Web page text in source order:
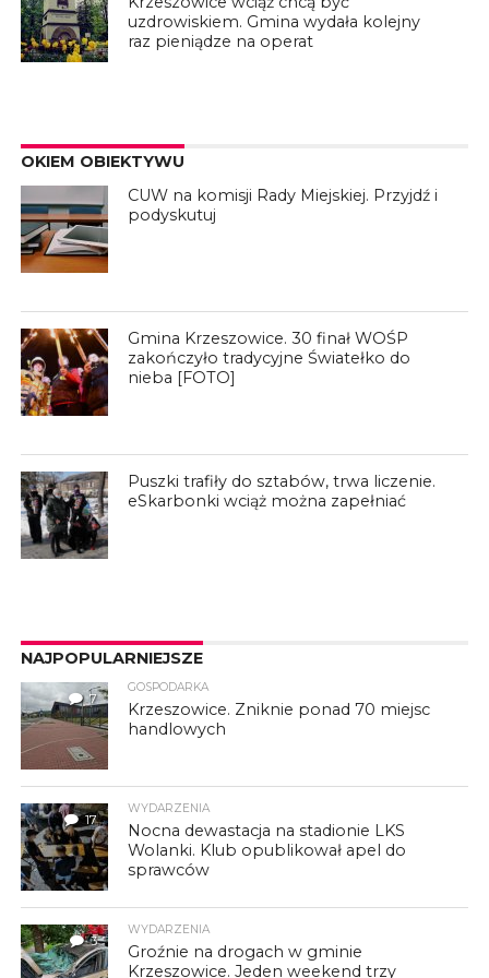
uzdrowiskiem. Gmina wydała kolejny
raz pieniądze na operat
OKIEM OBIEKTYWU
CUW na komisji Rady Miejskiej. Przyjdź i
podyskutuj
Gmina Krzeszowice. 30 finał WOŚP
zakończyło tradycyjne Światełko do
nieba [FOTO]
Puszki trafiły do sztabów, trwa liczenie.
eSkarbonki wciąż można zapełniać
NAJPOPULARNIEJSZE
7
GOSPODARKA
Krzeszowice. Zniknie ponad 70 miejsc
handlowych
17
WYDARZENIA
Nocna dewastacja na stadionie LKS
Wolanki. Klub opublikował apel do
sprawców
3
WYDARZENIA
Groźnie na drogach w gminie
Krzeszowice. Jeden weekend trzy